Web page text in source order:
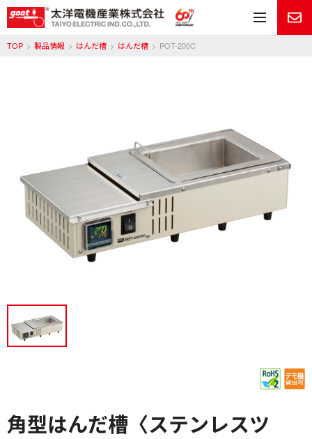
メ
TOP 製品情報 はんだ槽 はんだ槽 POT-200C
角型はんだ槽〈ステンレスツ